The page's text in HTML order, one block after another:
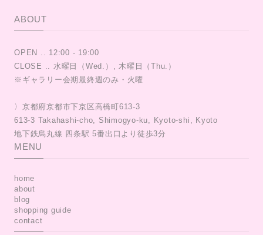
ABOUT
OPEN .. 12:00 - 19:00
CLOSE .. 水曜日（Wed.）, 木曜日（Thu.）
※ギャラリー会期最終週のみ・火曜
〉京都府京都市下京区高橋町613-3
613-3 Takahashi-cho, Shimogyo-ku, Kyoto-shi, Kyoto
MENU
home
about
blog
shopping guide
contact